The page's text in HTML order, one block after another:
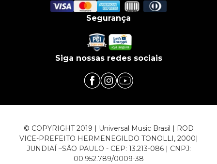
Segurança
Siga nossas redes sociais
© COPYRIGHT 2019 | Universal Music Brasil | ROD
VICE-PREFEITO HERMENEGILDO TONOLLI, 2000|
JUNDIAÍ –SÃO PAULO - CEP: 13.213-086 | CNPJ:
00.952.789/0009-38